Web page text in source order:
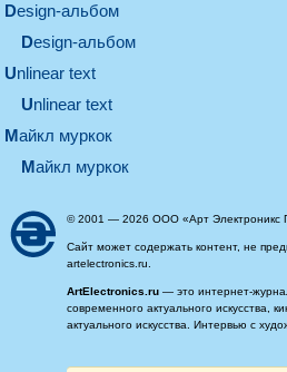
design-альбом
design-альбом
unlinear text
Unlinear text
майкл муркок
майкл муркок
© 2001 — 2026 ООО «Арт Электроникс
Сайт может содержать контент, не
artelectronics.ru.
ArtElectronics.ru — это интернет-
современного актуального
актуального искусства. Интервью с